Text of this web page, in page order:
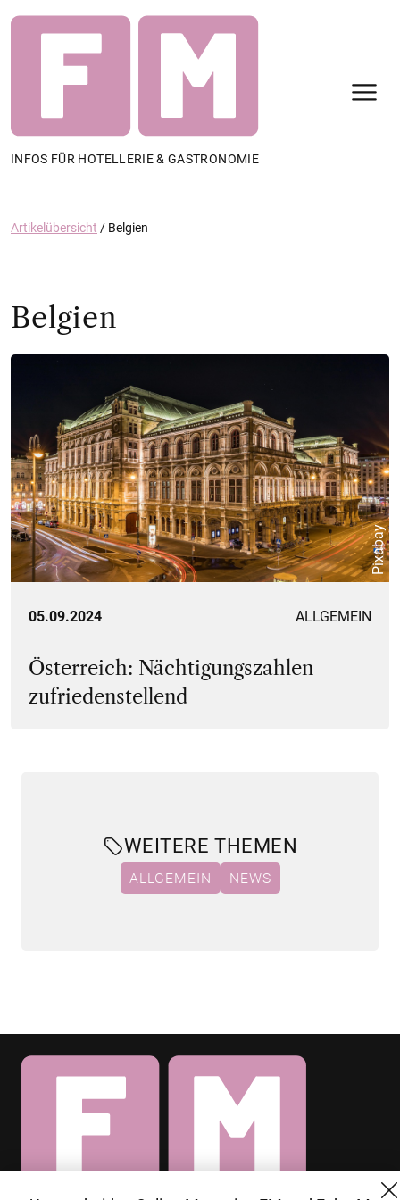
INFOS FÜR HOTELLERIE & GASTRONOMIE
Artikelübersicht / Belgien
Belgien
Pixabay
05.09.2024 ALLGEMEIN
Österreich: Nächtigungszahlen
zufriedenstellend
WEITERE THEMEN
ALLGEMEIN NEWS